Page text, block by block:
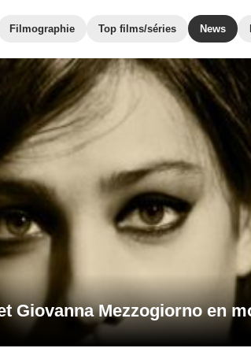
Filmographie Top films/séries News
Giovanna Mezzogiorno en